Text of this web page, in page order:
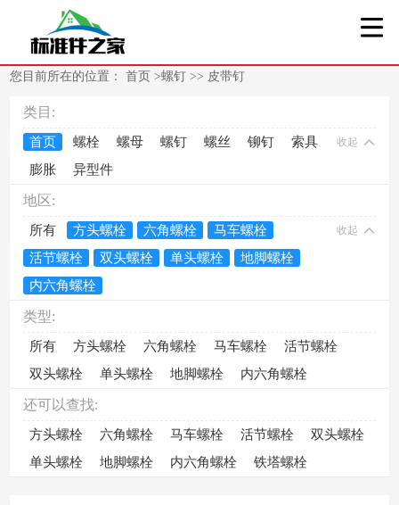
您目前所在的位置：首页>螺钉 >> 皮带钉
类目:
首页 螺栓 螺母 螺钉 螺丝 铆钉
索具
膨胀
异型件
收起
地区:
所有 方头螺栓 六角螺栓
马车螺栓
活节螺栓
双头螺栓 单头螺栓
地脚螺栓
内六角螺栓
收起
类型:
所有 方头螺栓 六角螺栓 马车螺栓
活节螺栓
双头螺栓
单头螺栓 地脚螺栓 内六角螺栓
还可以查找:
方头螺栓 六角螺栓 马车螺栓 活节螺栓
双头螺栓
单头螺栓
地脚螺栓 内六角螺栓 铁塔螺栓